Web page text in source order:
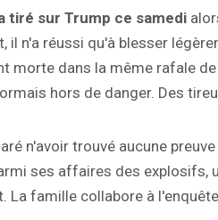
tiré sur Trump ce samedi
il n'a réussi qu'à blesser
morte dans la même rafale
hors de danger. Des
n'avoir trouvé aucune
ses affaires des explosifs,
La famille collabore à